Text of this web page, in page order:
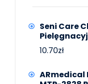
Seni Care
10.70zł
ARmedical